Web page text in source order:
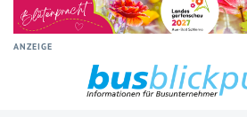
ANZEIGE